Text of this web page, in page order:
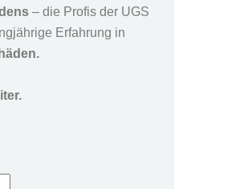
– die Profis der UGS
Erfahrung in
.